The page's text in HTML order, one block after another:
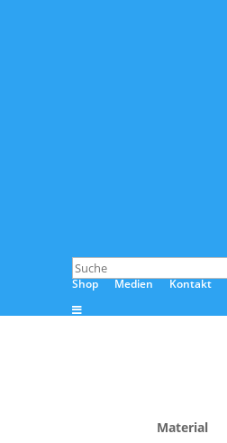
Shop Medien Kontakt
Material